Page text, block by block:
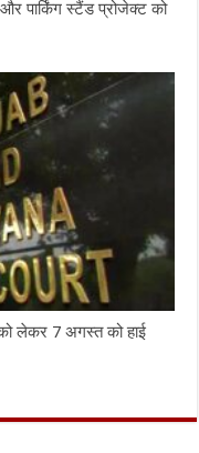
पार्किंग स्टैंड प्रोजेक्ट को
लेकर 7 अगस्त को हाई